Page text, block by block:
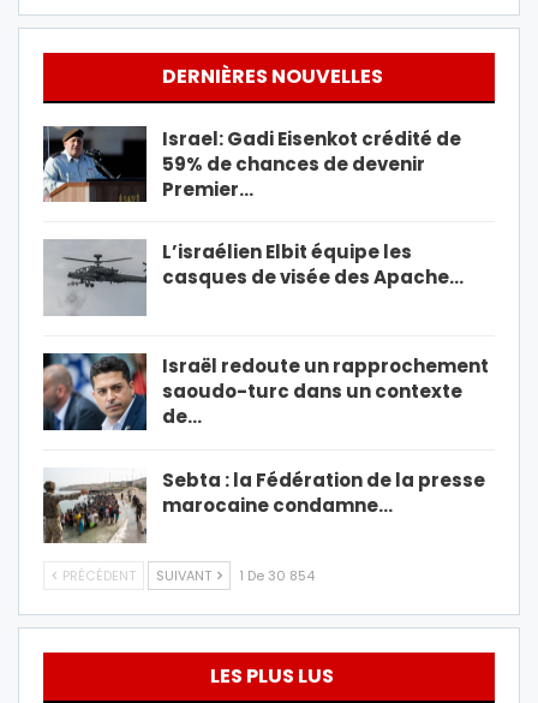
DERNIÈRES NOUVELLES
Israel: Gadi Eisenkot crédité de
59% de chances de devenir
Premier…
L’israélien Elbit équipe les
casques de visée des Apache…
Israël redoute un rapprochement
saoudo-turc dans un contexte
de…
Sebta : la Fédération de la presse
marocaine condamne…
PRÉCÉDENT SUIVANT 1 De 30 854
LES PLUS LUS